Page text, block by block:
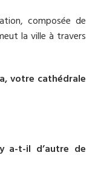
composée de
la ville à travers
votre cathédrale
a-t-il d’autre de